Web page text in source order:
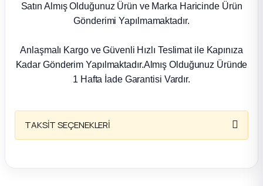
Satın Almış Olduğunuz Ürün ve Marka Haricinde Ürün
Gönderimi Yapılmamaktadır.
Anlaşmalı Kargo ve Güvenli Hızlı Teslimat ile Kapınıza
Kadar Gönderim Yapılmaktadır.Almış Olduğunuz Üründe
1 Hafta İade Garantisi Vardır.
TAKSİT SEÇENEKLERİ